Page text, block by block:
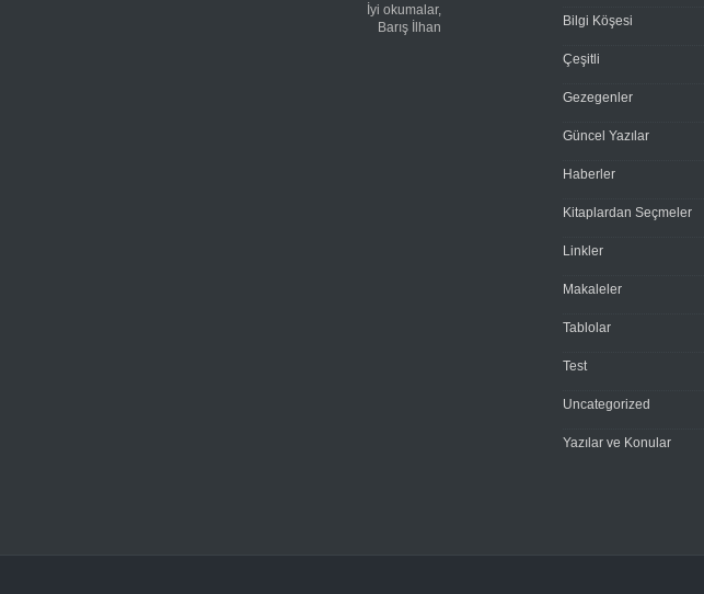
İyi okumalar,
Barış İlhan
Bilgi Köşesi
Çeşitli
Gezegenler
Güncel Yazılar
Haberler
Kitaplardan Seçmeler
Linkler
Makaleler
Tablolar
Test
Uncategorized
Yazılar ve Konular